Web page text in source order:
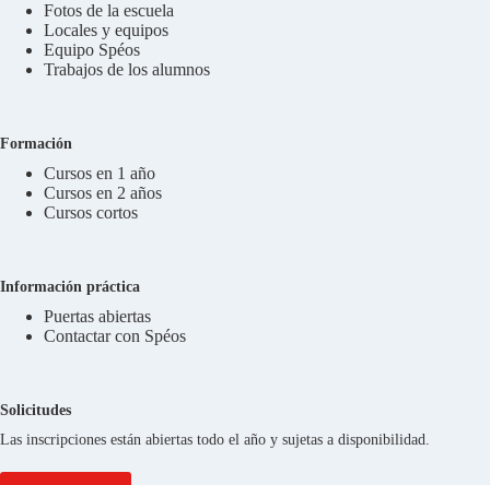
Fotos de la escuela
Locales y equipos
Equipo Spéos
Trabajos de los alumnos
Formación
Cursos en 1 año
Cursos en 2 años
Cursos cortos
Información práctica
Puertas abiertas
Contactar con Spéos
Solicitudes
Las inscripciones están abiertas todo el año y sujetas a disponibilidad.